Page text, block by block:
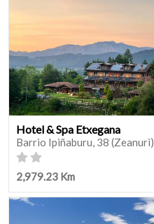
Hotel & Spa Etxegana
Barrio Ipiñaburu, 38 (Zeanuri)
2,979.23 Km